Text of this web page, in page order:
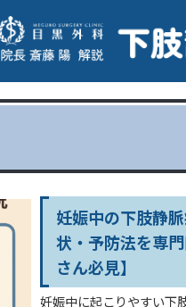
妊娠中の下肢静
状・予防法を専
さん必見】
妊娠中に起こりやすい下